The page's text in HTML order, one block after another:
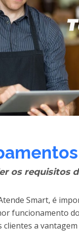
os requisitos
Smart, é
funcionamento
a